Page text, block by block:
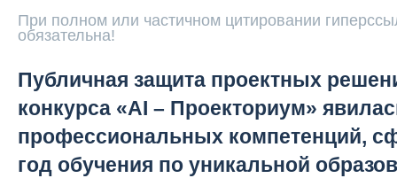
При полном или частичном цитировании
обязательна!
Публичная защита проектных
конкурса «AI – Проекториум»
профессиональных компетенций,
год обучения по уникальной